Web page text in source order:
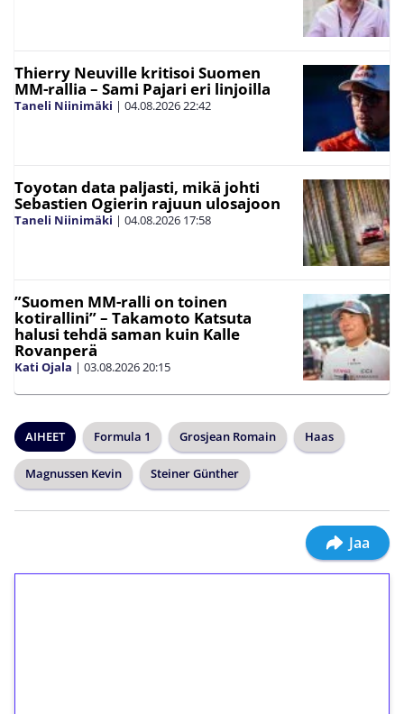
Thierry Neuville kritisoi Suomen
MM-rallia – Sami Pajari eri linjoilla
Taneli Niinimäki | 04.08.202622:42
Toyotan data paljasti, mikä johti
Sebastien Ogierin rajuun ulosajoon
Taneli Niinimäki | 04.08.2026 17:58
”Suomen MM-ralli on toinen
kotirallini” – Takamoto Katsuta
halusi tehdä saman kuin Kalle
Rovanperä
Kati Ojala | 03.08.202620:15
AIHEET Formula 1 Grosjean Romain Haas
Magnussen Kevin Steiner Günther
Jaa